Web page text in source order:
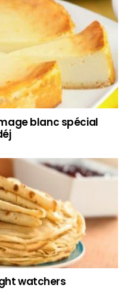
blanc spécial
watchers